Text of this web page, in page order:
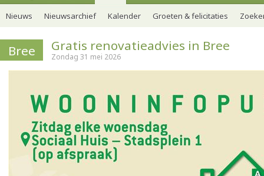
Nieuws Nieuwsarchief Kalender Groeten & felicitaties
Bree Gratis renovatieadvies in Bree
Zondag 31 mei 2026